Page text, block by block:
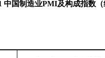
中国制造业PMI及构成指数